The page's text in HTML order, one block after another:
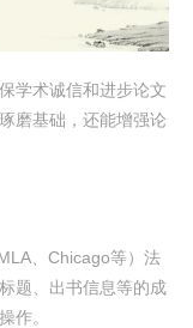
学术诚信和进步论文
磨基础，还能增强论
、Chicago等）法
题、出书信息等的成
作。